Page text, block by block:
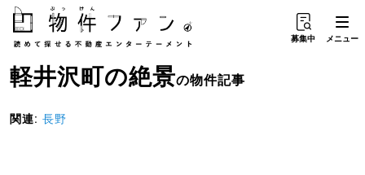
募集中 メニュー
軽井沢町の絶景の物件記事
関連: 長野